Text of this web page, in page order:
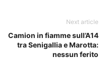
Next article
Camion in fiamme sull’A14
tra Senigallia e Marotta:
nessun ferito